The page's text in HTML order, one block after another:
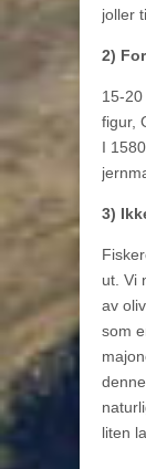
joller
2)
15-
figur,
I
3)
ut. Vi
av
som
liten